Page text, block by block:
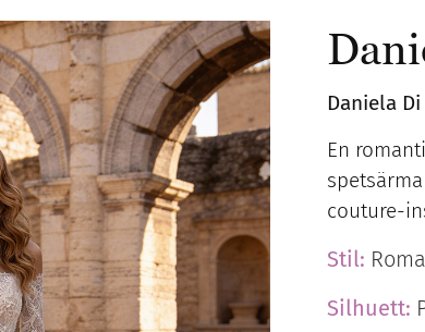
Daniela
En
couture-
Stil:
Silhuett: